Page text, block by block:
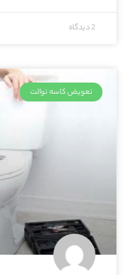
2 دیدگاه
تعویض کاسه توالت